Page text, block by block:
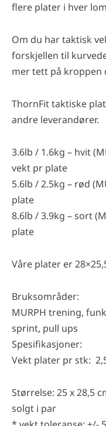
flere plater i hver
Om du har taktisk
forskjellen til
mer tett på kroppen
ThornFit taktiske
andre leverandører.
3.6lb / 1.6kg – hvit
vekt pr plate
5.6lb / 2.5kg – rød
plate
8.6lb / 3.9kg – sort
plate
Våre plater er
Bruksområder:
MURPH trening,
sprint, pull ups
Spesifikasjoner:
Vekt plater pr stk:
Størrelse: 25 x 28,5
solgt i par